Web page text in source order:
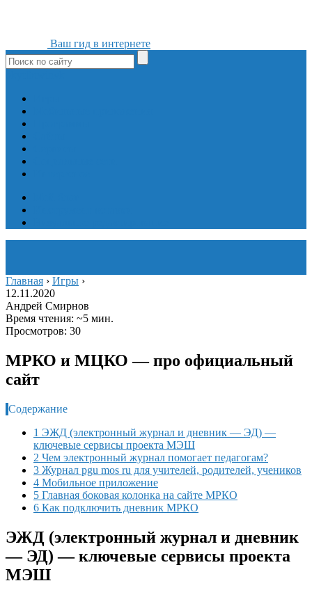
Ваш гид в интернете
Главная › Игры ›
12.11.2020
Андрей Смирнов
Время чтения: ~5 мин.
Просмотров: 30
МРКО и МЦКО — про официальный
сайт
Содержание
1 ЭЖД (электронный журнал и дневник — ЭД) —
ключевые сервисы проекта МЭШ
2 Чем электронный журнал помогает педагогам?
3 Журнал pgu mos ru для учителей, родителей, учеников
4 Мобильное приложение
5 Главная боковая колонка на сайте МРКО
6 Как подключить дневник МРКО
ЭЖД (электронный журнал и дневник
— ЭД) — ключевые сервисы проекта
МЭШ